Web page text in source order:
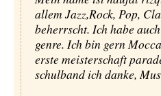
allem Jazz,Rock, Pop,
beherrscht. Ich habe
genre. Ich bin gern
erste meisterschaft
schulband ich danke,